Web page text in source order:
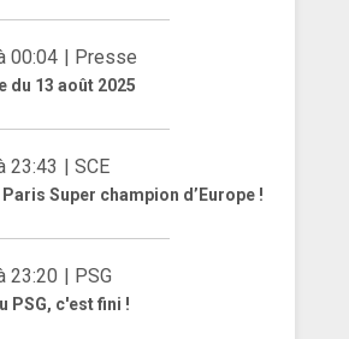
00:04 | Presse
du 13 août 2025
23:43 | SCE
Super champion d’Europe !
23:20 | PSG
PSG, c'est fini !